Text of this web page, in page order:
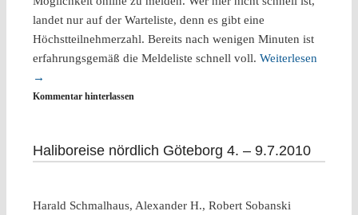
landet nur auf der Warteliste, denn es gibt eine
Höchstteilnehmerzahl. Bereits nach wenigen Minuten ist
erfahrungsgemäß die Meldeliste schnell voll. Weiterlesen
→
Kommentar hinterlassen
Haliboreise nördlich Göteborg 4. – 9.7.2010
Harald Schmalhaus, Alexander H., Robert Sobanski